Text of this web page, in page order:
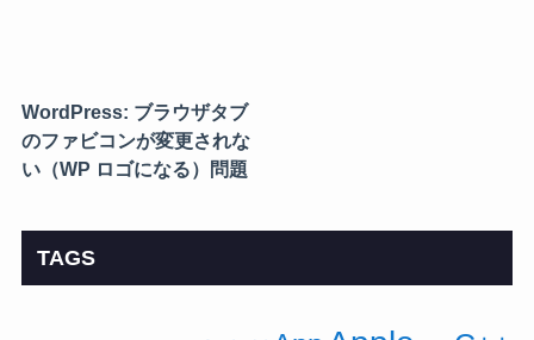
WordPress: ブラウザタブ
のファビコンが変更されな
い（WP ロゴになる）問題
TAGS